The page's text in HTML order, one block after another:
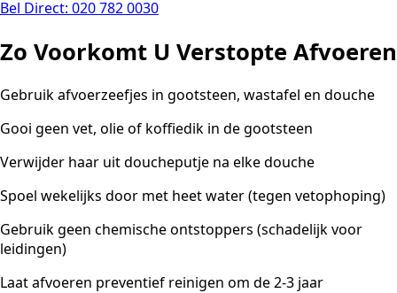
Bel Direct: 020 782 0030
Zo Voorkomt U Verstopte Afvoeren
Gebruik afvoerzeefjes in gootsteen, wastafel en douche
Gooi geen vet, olie of koffiedik in de gootsteen
Verwijder haar uit doucheputje na elke douche
Spoel wekelijks door met heet water (tegen vetophoping)
Gebruik geen chemische ontstoppers (schadelijk voor
leidingen)
Laat afvoeren preventief reinigen om de 2-3 jaar